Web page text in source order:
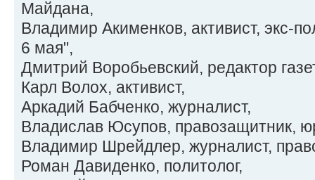
Майдана,
Владимир Акименков, активист, экс-
6 мая",
Дмитрий Воробьевский, редактор
Карл Волох, активист,
Аркадий Бабченко, журналист,
Владислав Юсупов, правозащитник,
Владимир Шрейдлер, журналист,
Роман Давиденко, политолог,